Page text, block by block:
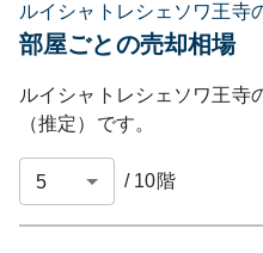
ルイシャトレシェソワ王寺
部屋ごとの売却相場
ルイシャトレシェソワ王寺
（推定）です。
/ 10階